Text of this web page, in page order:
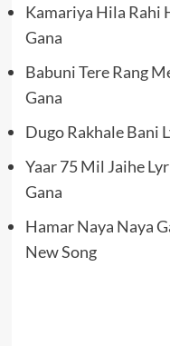
Kamariya Hila Rahi
Gana
Babuni Tere Rang
Gana
Dugo Rakhale Bani
Yaar 75 Mil Jaihe
Gana
Hamar Naya Naya
New Song